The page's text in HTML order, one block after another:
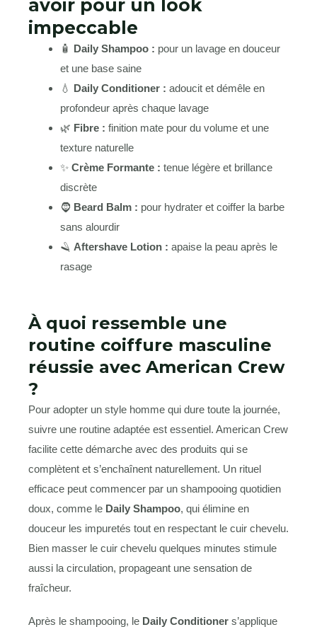
avoir pour un look
impeccable
🧴 Daily Shampoo : pour un lavage en douceur
et une base saine
💧 Daily Conditioner : adoucit et démêle en
profondeur après chaque lavage
🌿 Fibre : finition mate pour du volume et une
texture naturelle
✨ Crème Formante : tenue légère et brillance
discrète
🧔 Beard Balm : pour hydrater et coiffer la barbe
sans alourdir
🪒 Aftershave Lotion : apaise la peau après le
rasage
À quoi ressemble une
routine coiffure masculine
réussie avec American Crew
?
Pour adopter un style homme qui dure toute la journée,
suivre une routine adaptée est essentiel. American Crew
facilite cette démarche avec des produits qui se
complètent et s’enchaînent naturellement. Un rituel
efficace peut commencer par un shampooing quotidien
doux, comme le Daily Shampoo, qui élimine en
douceur les impuretés tout en respectant le cuir chevelu.
Bien masser le cuir chevelu quelques minutes stimule
aussi la circulation, propageant une sensation de
fraîcheur.
Après le shampooing, le Daily Conditioner s’applique